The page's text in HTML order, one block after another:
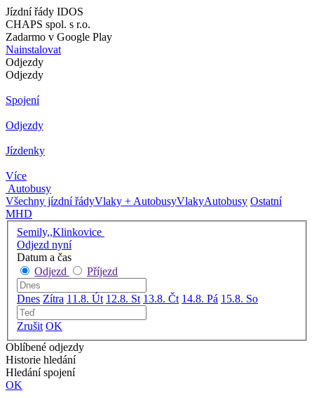
Jízdní řády IDOS
CHAPS spol. s r.o.
Zadarmo v Google Play
Nainstalovat
Odjezdy
Odjezdy
Spojení
Odjezdy
Jízdenky
Více
Autobusy
Všechny jízdní řádyVlaky + AutobusyVlakyAutobusy Ostatní
MHD
Semily,,Klinkovice
Odjezd nyní
Datum a čas
Odjezd
Příjezd
Dnes Zítra 11.8. Út 12.8. St 13.8. Čt 14.8. Pá 15.8. So
Zrušit OK
Oblíbené odjezdy
Historie hledání
Hledání spojení
OK